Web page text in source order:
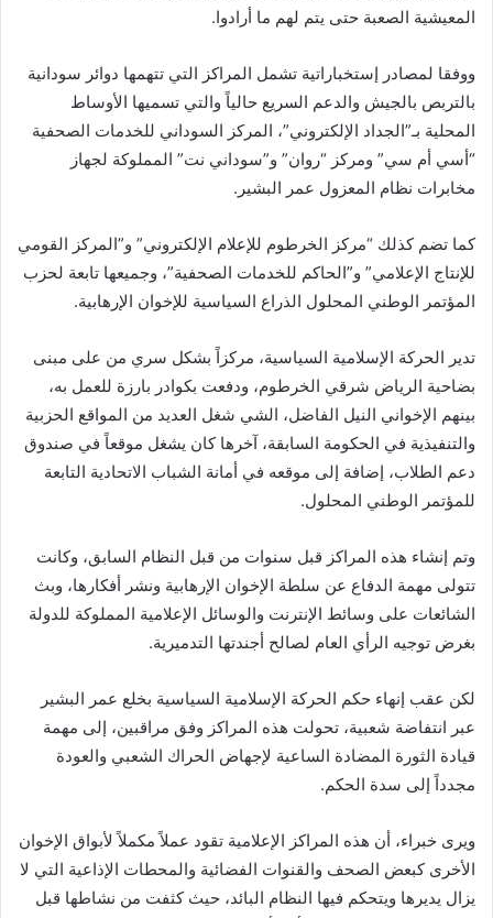
المعيشية الصعبة حتى يتم لهم ما أرادوا.
ووفقا لمصادر إستخباراتية تشمل المراكز التي تتهمها دوائر سودانية
بالتربص بالجيش والدعم السريع حالياً والتي تسميها الأوساط
المحلية بـ”الجداد الإلكتروني”، المركز السوداني للخدمات الصحفية
“أسي أم سي” ومركز “روان” و”سوداني نت” المملوكة لجهاز
مخابرات نظام المعزول عمر البشير.
كما تضم كذلك “مركز الخرطوم للإعلام الإلكتروني” و”المركز القومي
للإنتاج الإعلامي” و”الحاكم للخدمات الصحفية”، وجميعها تابعة لحزب
المؤتمر الوطني المحلول الذراع السياسية للإخوان الإرهابية.
تدير الحركة الإسلامية السياسية، مركزاً بشكل سري من على مبنى
بضاحية الرياض شرقي الخرطوم، ودفعت بكوادر بارزة للعمل به،
بينهم الإخواني النيل الفاضل، الشي شغل العديد من المواقع الحزبية
والتنفيذية في الحكومة السابقة، آخرها كان يشغل موقعاً في صندوق
دعم الطلاب، إضافة إلى موقعه في أمانة الشباب الاتحادية التابعة
للمؤتمر الوطني المحلول.
وتم إنشاء هذه المراكز قبل سنوات من قبل النظام السابق، وكانت
تتولى مهمة الدفاع عن سلطة الإخوان الإرهابية ونشر أفكارها، وبث
الشائعات على وسائط الإنترنت والوسائل الإعلامية المملوكة للدولة
بغرض توجيه الرأي العام لصالح أجندتها التدميرية.
لكن عقب إنهاء حكم الحركة الإسلامية السياسية بخلع عمر البشير
عبر انتفاضة شعبية، تحولت هذه المراكز وفق مراقبين، إلى مهمة
قيادة الثورة المضادة الساعية لإجهاض الحراك الشعبي والعودة
مجدداً إلى سدة الحكم.
ويرى خبراء، أن هذه المراكز الإعلامية تقود عملاً مكملاً لأبواق الإخوان
الأخرى كبعض الصحف والقنوات الفضائية والمحطات الإذاعية التي لا
يزال يديرها ويتحكم فيها النظام البائد، حيث كثفت من نشاطها قبل